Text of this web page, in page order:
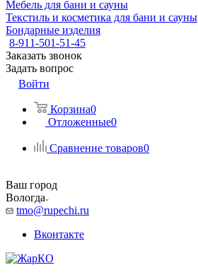
Мебель для бани и сауны
Текстиль и косметика для бани и сауны
Бондарные изделия
8-911-501-51-45
Заказать звонок
Задать вопрос
Войти
Корзина0
Отложенные0
Сравнение товаров0
Ваш город
Вологда
tmo@rupechi.ru
Вконтакте